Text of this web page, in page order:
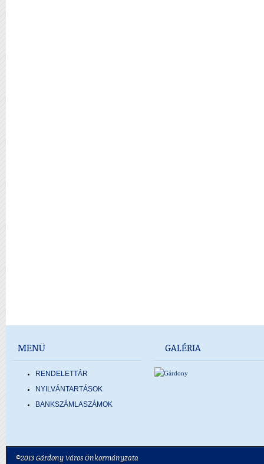
MENÜ
RENDELETTÁR
NYILVÁNTARTÁSOK
BANKSZÁMLASZÁMOK
GALÉRIA
©2013 Gárdony Város Önkormányzata